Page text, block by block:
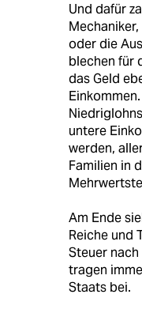
Und dafür
oder die
blechen für
das Geld
untere
werden,
Familien in
Am Ende
Reiche und
Steuer nach
tragen
Staats bei.